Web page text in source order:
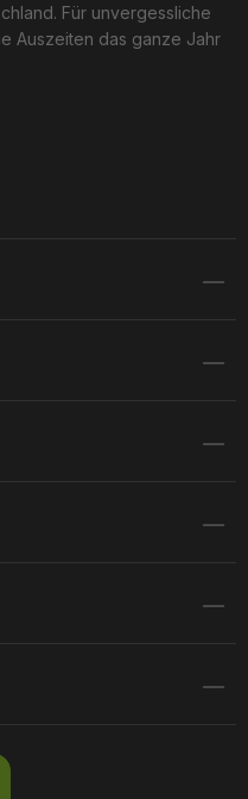
Für unvergessliche
Auszeiten das ganze Jahr